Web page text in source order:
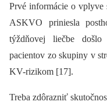
Prvé informácie o vplyve
ASKVO priniesla
týždňovej liečbe došlo
pacientov zo skupiny v
KV-rizikom [17].
Treba zdôrazniť